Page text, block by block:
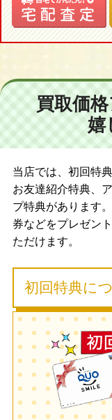
買取価
嬉
当店では、初回特
お友達紹介特典、
プ特典があります
券などをプレゼン
ただけます。
初回特典に